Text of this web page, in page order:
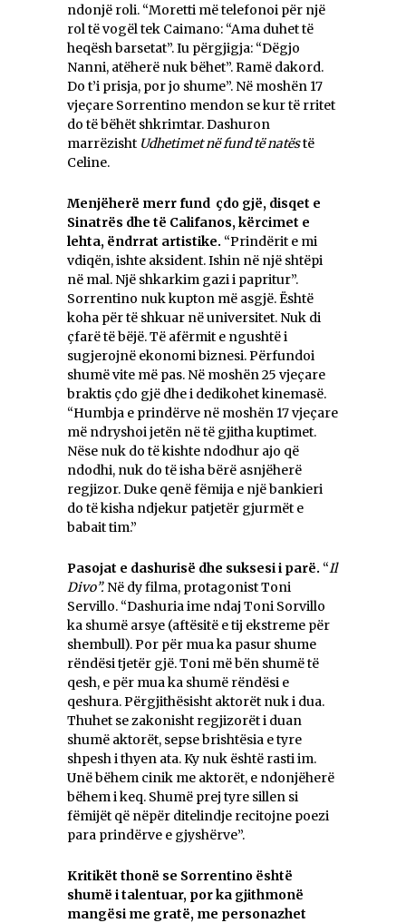
ndonjë roli. “Moretti më telefonoi për një
rol të vogël tek Caimano: “Ama duhet të
heqësh barsetat”. Iu përgjigja: “Dëgjo
Nanni, atëherë nuk bëhet”. Ramë dakord.
Do t’i prisja, por jo shume”. Në moshën 17
vjeçare Sorrentino mendon se kur të rritet
do të bëhët shkrimtar. Dashuron
marrëzisht Udhetimet në fund të natëstë
Celine.
Menjëherë merr fund çdo gjë, disqet e
Sinatrës dhe të Califanos, kërcimet e
lehta, ëndrrat artistike. “Prindërit e mi
vdiqën, ishte aksident. Ishin në një shtëpi
në mal. Një shkarkim gazi i papritur”.
Sorrentino nuk kupton më asgjë. Është
koha për të shkuar në universitet. Nuk di
çfarë të bëjë. Të afërmit e ngushtë i
sugjerojnë ekonomi biznesi. Përfundoi
shumë vite më pas. Në moshën 25 vjeçare
braktis çdo gjë dhe i dedikohet kinemasë.
“Humbja e prindërve në moshën 17 vjeçare
më ndryshoi jetën në të gjitha kuptimet.
Nëse nuk do të kishte ndodhur ajo që
ndodhi, nuk do të isha bërë asnjëherë
regjizor. Duke qenë fëmija e një bankieri
do të kisha ndjekur patjetër gjurmët e
babait tim.”
Pasojat e dashurisë dhe suksesi i parë. “Il
Divo”. Në dy filma, protagonist Toni
Servillo. “Dashuria ime ndaj Toni Sorvillo
ka shumë arsye (aftësitë e tij ekstreme për
shembull). Por për mua ka pasur shume
rëndësi tjetër gjë. Toni më bën shumë të
qesh, e për mua ka shumë rëndësi e
qeshura. Përgjithësisht aktorët nuk i dua.
Thuhet se zakonisht regjizorët i duan
shumë aktorët, sepse brishtësia e tyre
shpesh i thyen ata. Ky nuk është rasti im.
Unë bëhem cinik me aktorët, e ndonjëherë
bëhem i keq. Shumë prej tyre sillen si
fëmijët që nëpër ditelindje recitojne poezi
para prindërve e gjyshërve”.
Kritikët thonë se Sorrentino është
shumë i talentuar, por ka gjithmonë
mangësi me gratë, me personazhet